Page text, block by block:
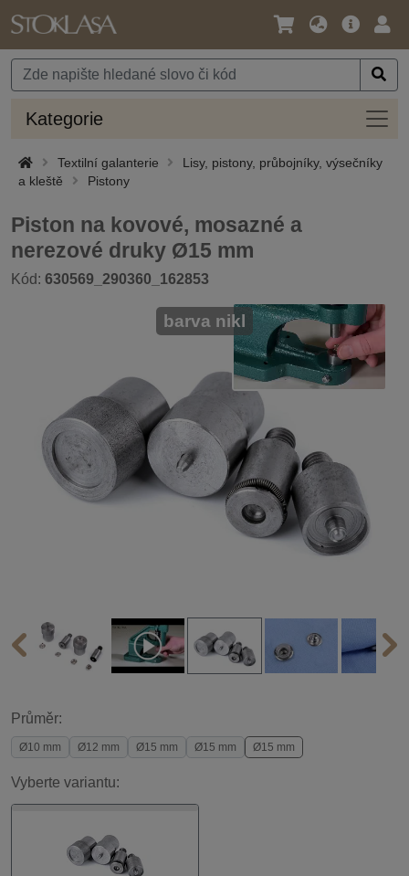
Jazyk
Měna
Hlavní
Kategorie
Textilní galanterie
Lisy, pistony, průbojníky, výsečníky
a kleště
Pistony
Piston na kovové, mosazné a
nerezové druky Ø15 mm
Kód: 630569_290360_162853
barva nikl
Průměr:
Ø10 mm Ø12 mm Ø15 mm Ø15 mm Ø15 mm
Vyberte variantu: